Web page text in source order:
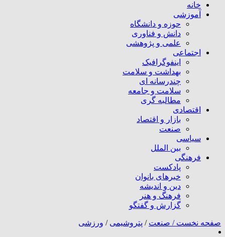
خانه
آموزشی
حوزه و دانشگاه
دانش و فناوری
علمی و پژوهشی
اجتماعی
اینفوگرافیک
بهداشت و سلامت
چندرسانه ای
سلامت و جامعه
مطالبه گری
اقتصادی
بازار و اقتصاد
صنعت
سیاسی
بین الملل
فرهنگی
پادکست
خبرهای بانوان
دین و اندیشه
فرهنگ و هنر
گزارش و گفتگو
صفحه نخست / صنعت / پتروشیمی / ورزشی